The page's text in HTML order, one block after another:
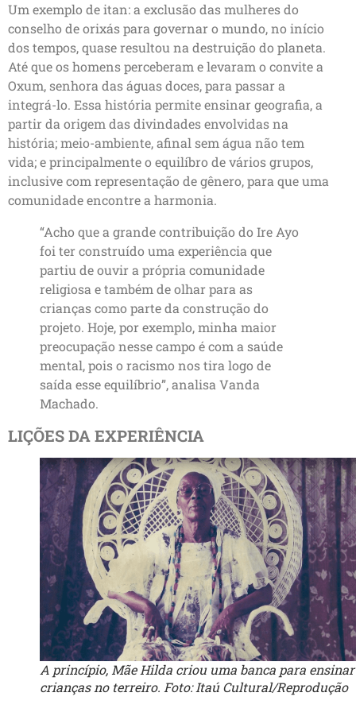
Um exemplo de itan: a exclusão das mulheres do
conselho de orixás para governar o mundo, no início
dos tempos, quase resultou na destruição do planeta.
Até que os homens perceberam e levaram o convite a
Oxum, senhora das águas doces, para passar a
integrá-lo. Essa história permite ensinar geografia, a
partir da origem das divindades envolvidas na
história; meio-ambiente, afinal sem água não tem
vida; e principalmente o equilíbro de vários grupos,
inclusive com representação de gênero, para que uma
comunidade encontre a harmonia.
“Acho que a grande contribuição do Ire Ayo
foi ter construído uma experiência que
partiu de ouvir a própria comunidade
religiosa e também de olhar para as
crianças como parte da construção do
projeto. Hoje, por exemplo, minha maior
preocupação nesse campo é com a saúde
mental, pois o racismo nos tira logo de
saída esse equilíbrio”, analisa Vanda
Machado.
LIÇÕES DA EXPERIÊNCIA
A princípio, Mãe Hilda criou uma banca para ensinar
crianças no terreiro. Foto: Itaú Cultural/Reprodução